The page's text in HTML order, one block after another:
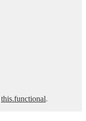
this.functional.